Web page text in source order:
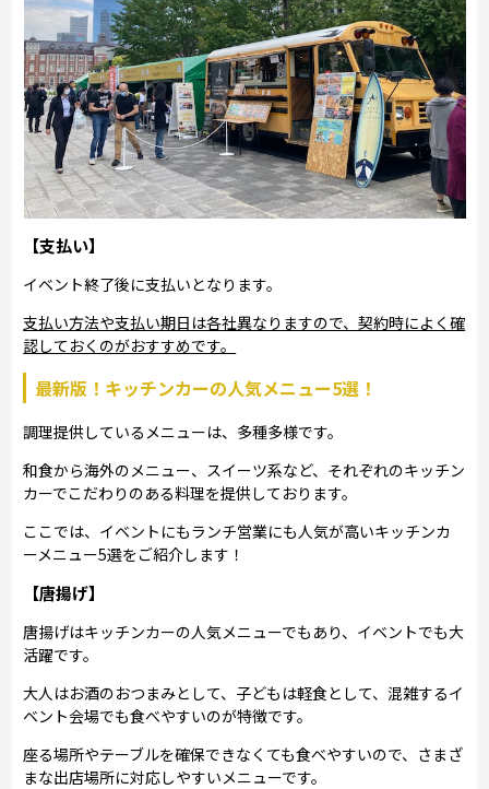
【支払い】
イベント終了後に支払いとなります。
支払い方法や支払い期日は各社異なりますので、契約時によく確
認しておくのがおすすめです。
最新版！キッチンカーの人気メニュー5選！
調理提供しているメニューは、多種多様です。
和食から海外のメニュー、スイーツ系など、それぞれのキッチン
カーでこだわりのある料理を提供しております。
ここでは、イベントにもランチ営業にも人気が高いキッチンカ
ーメニュー5選をご紹介します！
【唐揚げ】
唐揚げはキッチンカーの人気メニューでもあり、イベントでも大
活躍です。
大人はお酒のおつまみとして、子どもは軽食として、混雑するイ
ベント会場でも食べやすいのが特徴です。
座る場所やテーブルを確保できなくても食べやすいので、さまざ
まな出店場所に対応しやすいメニューです。